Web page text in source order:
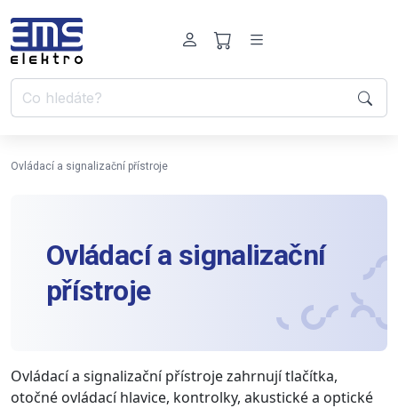
Ovládací a signalizační přístroje
Ovládací a signalizační
přístroje
Ovládací a signalizační přístroje zahrnují tlačítka,
otočné ovládací hlavice, kontrolky, akustické a optické